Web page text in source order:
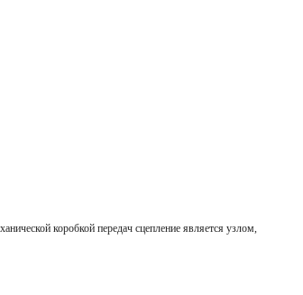
коробкой передач сцепление является узлом,